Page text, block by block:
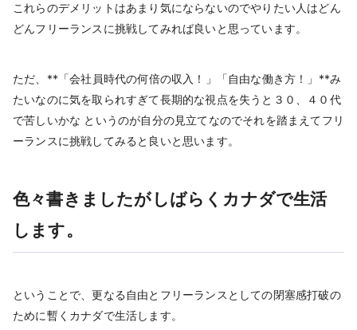
これらのデメリットはあまり気にならないのでやりたい人はどん
どんフリーランスに挑戦してみれば良いと思っています。
ただ、**「会社員時代の何倍の収入！」「自由な働き方！」**み
たいなのに気を取られすぎて長期的な視点を失うと３０、４０代
で苦しいかな というのが自分の見立てなのでそれを踏まえてフリ
ーランスに挑戦してみると良いと思います。
色々書きましたがしばらくカナダで生活
します。
ということで、更なる自由とフリーランスとしての閉塞感打破の
ために暫くカナダで生活します。